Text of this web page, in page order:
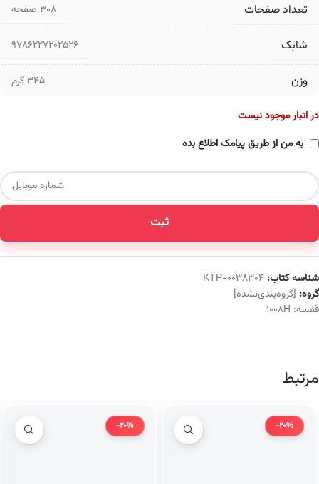
تعداد صفحات ۳۰۸ صفحه
شابک 9786227202526
وزن 345 گرم
در انبار موجود نیست
به من از طریق پیامک اطلاع بده
ثبت
شناسه کتاب: KTP-0038304
گروه: [گروه‌بندی‌نشده]
قفسه: 1008H
مرتبط
-20%
-20%